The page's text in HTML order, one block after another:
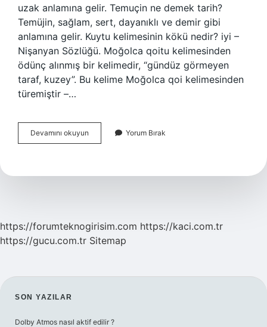
uzak anlamına gelir. Temuçin ne demek tarih?
Temüjin, sağlam, sert, dayanıklı ve demir gibi
anlamına gelir. Kuytu kelimesinin kökü nedir? iyi –
Nişanyan Sözlüğü. Moğolca qoitu kelimesinden
ödünç alınmış bir kelimedir, “gündüz görmeyen
taraf, kuzey”. Bu kelime Moğolca qoi kelimesinden
türemiştir –…
Devamını okuyun
Ne
Yorum Bırak
https://forumteknogirisim.com https://kaci.com.tr
https://gucu.com.tr Sitemap
SIDEBAR
SON YAZILAR
Dolby Atmos nasıl aktif edilir ?